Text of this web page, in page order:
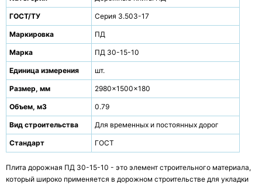
ГОСТ/ТУ Серия 3.503-17
Маркировка ПД
Марка ПД 30-15-10
Единица измерения шт.
Размер, мм 2980x1500x180
Объем, м3 0.79
Вид строительства Для временных и постоянных дорог
Стандарт ГОСТ
Плита дорожная ПД 30-15-10 - это элемент строительного материала,
который широко применяется в дорожном строительстве для укладки